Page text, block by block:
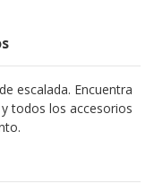
escalada. Encuentra
todos los accesorios